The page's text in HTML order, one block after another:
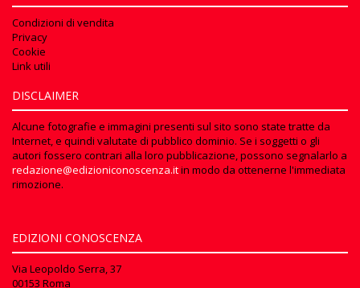
Condizioni di vendita
Privacy
Cookie
Link utili
DISCLAIMER
Alcune fotografie e immagini presenti sul sito sono state tratte da
Internet, e quindi valutate di pubblico dominio. Se i soggetti o gli
autori fossero contrari alla loro pubblicazione, possono segnalarlo a
redazione@edizioniconoscenza.itin modo da ottenerne l'immediata
rimozione.
EDIZIONI CONOSCENZA
Via Leopoldo Serra, 37
00153 Roma